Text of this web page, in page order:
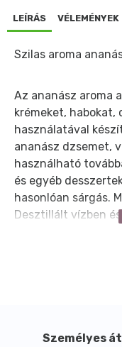
LEÍRÁS VÉLEMÉNYEK
Szilas aroma
Az ananász aroma
krémeket, habokat,
használatával
ananász dzsemet,
használható
és egyéb
hasonlóan sárgás.
Desztillált vízben
Személyes